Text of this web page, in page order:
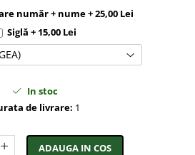
număr + nume + 25,00 Lei
Siglă + 15,00 Lei
In stoc
de livrare: 1
ADAUGA IN COS